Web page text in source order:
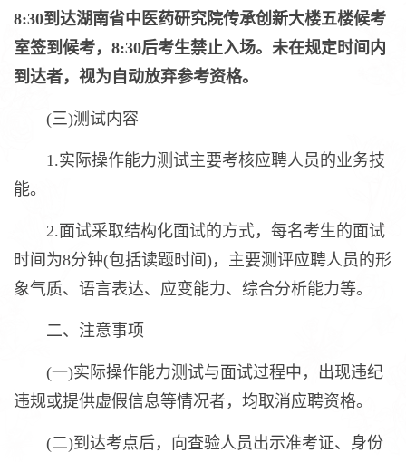
8:30到达湖南省中医药研究院传承创新大楼五楼候考
室签到候考，8:30后考生禁止入场。未在规定时间内
到达者，视为自动放弃参考资格。
(三)测试内容
1.实际操作能力测试主要考核应聘人员的业务技
能。
2.面试采取结构化面试的方式，每名考生的面试
时间为8分钟(包括读题时间)，主要测评应聘人员的形
象气质、语言表达、应变能力、综合分析能力等。
二、注意事项
(一)实际操作能力测试与面试过程中，出现违纪
违规或提供虚假信息等情况者，均取消应聘资格。
(二)到达考点后，向查验人员出示准考证、身份